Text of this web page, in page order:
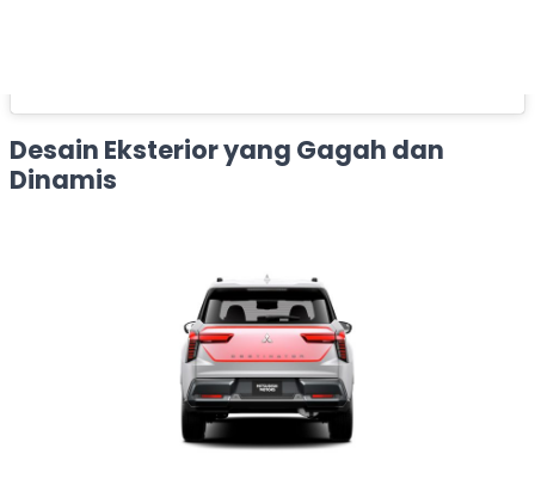
Desain Eksterior yang Gagah dan
Dinamis